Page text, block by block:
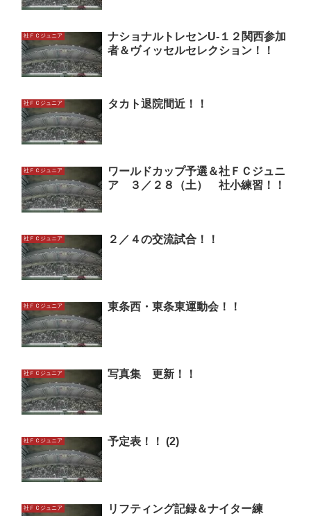
社ＦＣジュニア
ナショナルトレセンU-１２関西参加
者＆ヴィッセルセレクション！！
社ＦＣジュニア タカト退院間近！！
社ＦＣジュニア
ワールドカップ予選＆社ＦＣジュニ
ア ３／２８（土） 社小練習！！
社ＦＣジュニア ２／４の交流試合！！
社ＦＣジュニア 東条西・東条東運動会！！
社ＦＣジュニア 写真集 更新！！
社ＦＣジュニア 予定表！！ (2)
社ＦＣジュニア
リフティング記録＆ナイター練